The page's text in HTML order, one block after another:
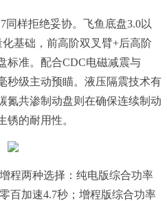
同样拒绝妥协。飞鱼底盘3.0以
基础，前高阶双叉臂+后高阶
标准。配合CDC电磁减震与
秒级主动预瞄。液压隔震技术有
氮共渗制动盘则在确保连续制动
锈的耐用性。
程两种选择：纯电版综合功率
百加速4.7秒；增程版综合功率